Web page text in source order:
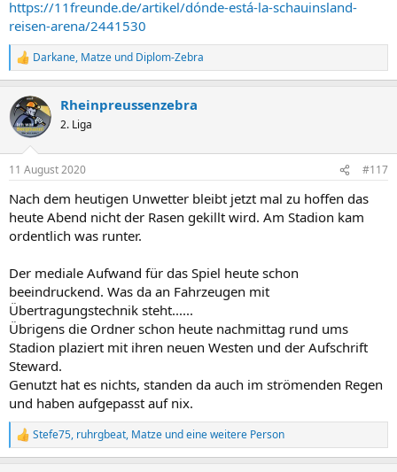
https://11freunde.de/artikel/dónde-está-la-schauinsland-
reisen-arena/2441530
R
e
k
t
i
e
:
Darkane, Matze und Diplom-Zebra
Rheinpreussenzebra
2. Liga
11 August 2020 #117
Nach dem heutigen Unwetter bleibt jetzt mal zu hoffen das
heute Abend nicht der Rasen gekillt wird. Am Stadion kam
ordentlich was runter.
Der mediale Aufwand für das Spiel heute schon
beeindruckend. Was da an Fahrzeugen mit
Übertragungstechnik steht......
Übrigens die Ordner schon heute nachmittag rund ums
Stadion plaziert mit ihren neuen Westen und der Aufschrift
Steward.
Genutzt hat es nichts, standen da auch im strömenden Regen
und haben aufgepasst auf nix.
R
e
Stefe75, ruhrgbeat, Matze und eine weitere Person